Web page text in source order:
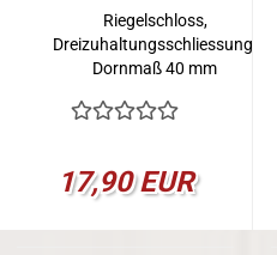
Riegelschloss,
Dreizuhaltungsschliessung,
Dornmaß 40 mm
17,90 EUR